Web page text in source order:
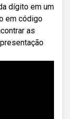
dígito em um
em código
as